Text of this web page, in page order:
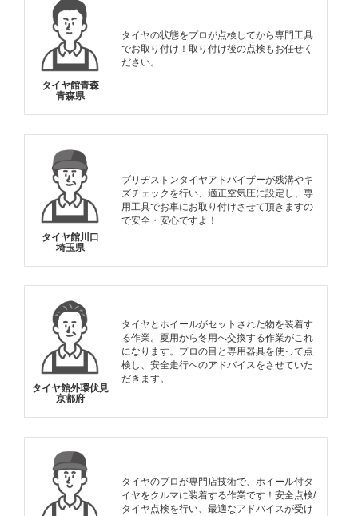
タイヤ館青森
青森県
タイヤの状態をプロが点検してから専門工具
でお取り付け！取り付け後の点検もお任せく
ださい。
タイヤ館川口
埼玉県
ブリヂストンタイヤアドバイザーが残溝やキ
ズチェックを行い、適正空気圧に設定し、専
用工具でお車にお取り付けさせて頂きますの
で安全・安心ですよ！
タイヤ館外環伏見
京都府
タイヤとホイールがセットされた物を装着す
る作業。夏用から冬用へ交換する作業がこれ
になります。プロの目と専用器具を使って点
検し、安全走行へのアドバイスをさせていた
だきます。
タイヤのプロが専門店技術で、ホイール付タ
イヤをクルマに装着する作業です！安全点検/
タイヤ点検を行い、最適なアドバイスが受け